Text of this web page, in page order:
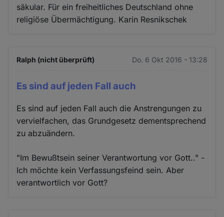
säkular. Für ein freiheitliches Deutschland ohne
religiöse Übermächtigung. Karin Resnikschek
Ralph (nicht überprüft) Do. 6 Okt 2016 - 13:28
Es sind auf jeden Fall auch
Es sind auf jeden Fall auch die Anstrengungen zu
vervielfachen, das Grundgesetz dementsprechend
zu abzuändern.
"Im Bewußtsein seiner Verantwortung vor Gott.." -
Ich möchte kein Verfassungsfeind sein. Aber
verantwortlich vor Gott?